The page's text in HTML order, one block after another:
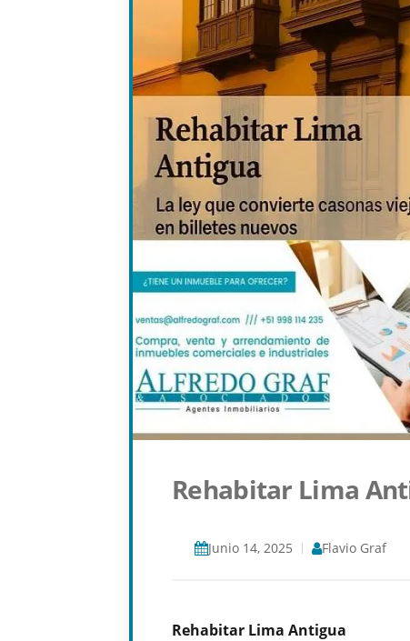
Rehabitar Lima
Junio 14, 2025 Flavio Graf
Rehabitar Lima Antigua